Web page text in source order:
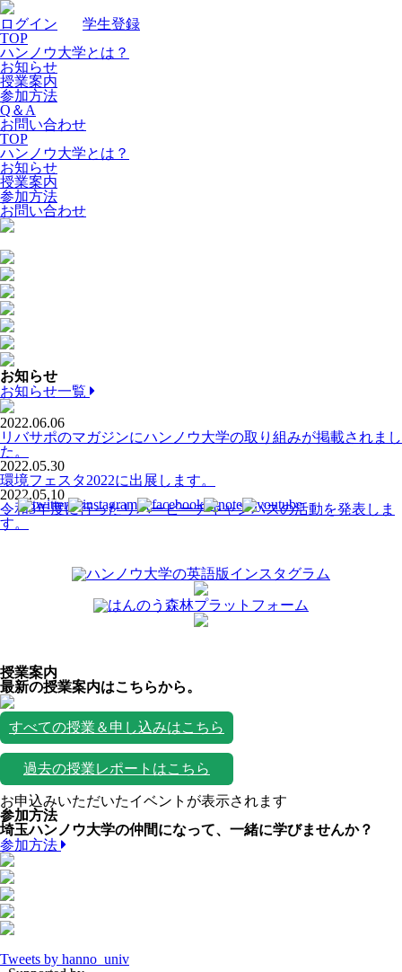
ログイン
学生登録
TOP
ハンノウ大学とは？
お知らせ
授業案内
参加方法
Q＆A
お問い合わせ
TOP
ハンノウ大学とは？
お知らせ
授業案内
参加方法
お問い合わせ
お知らせ
お知らせ一覧
2022.06.06
リバサポのマガジンにハンノウ大学の取り組みが掲載されまし
た。
2022.05.30
環境フェスタ2022に出展します。
2022.05.10
令和3年度に行ったリバービーチキャンパスの活動を発表しま
す。
授業案内
最新の授業案内はこちらから。
すべての授業＆申し込みはこちら
過去の授業レポートはこちら
お申込みいただいたイベントが表示されます
参加方法
埼玉ハンノウ大学の仲間になって、一緒に学びませんか？
参加方法
Tweets by hanno_univ